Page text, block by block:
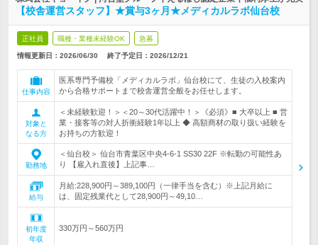
【校舎運営スタッフ】★賞与3ヶ月★メディカルラボ仙台校
正社員 職種・業種未経験OK 急募
情報更新日：2026/06/30 終了予定日： 2026/12/21
仕事内容
医系専門予備校「メディカルラボ」仙台校にて、生徒の入校案内
から合格サポートまで校舎運営全般をお任せします。
対象と
なる方
＜未経験歓迎！＞＜20～30代活躍中！＞《必須》■ 大卒以上 ■ 営
業・接客等の対人折衝経験1年以上 ◆ 高額商材の取り扱い経験を
お持ちの方歓迎！
勤務地
＜仙台校＞ 仙台市青葉区中央4-6-1 SS30 22F ※転勤の可能性あ
り 【雇入れ直後】上記事…
給与
月給:228,900円～389,100円（一律手当を含む）※上記月給に
は、固定残業代として28,900円～49,10…
初年度
年収
330万円～560万円